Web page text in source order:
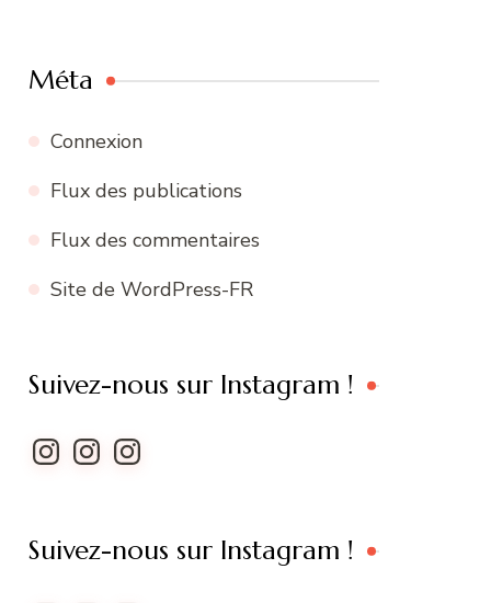
Méta
Connexion
Flux des publications
Flux des commentaires
Site de WordPress-FR
Suivez-nous sur Instagram !
Instagram
InstagramInstagram
Suivez-nous sur Instagram !